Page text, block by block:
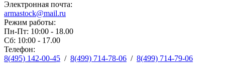
Электронная почта:
armastock@mail.ru
Режим работы:
Пн-Пт: 10:00 - 18.00
Сб: 10:00 - 17.00
Телефон:
8(495) 142-00-45 / 8(499) 714-78-06 / 8(499) 714-79-06